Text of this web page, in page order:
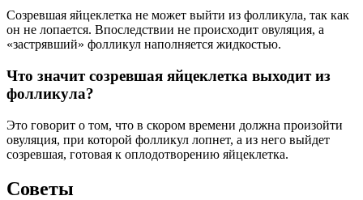
Созревшая яйцеклетка не может выйти из фолликула, так как
он не лопается. Впоследствии не происходит овуляция, а
«застрявший» фолликул наполняется жидкостью.
Что значит созревшая яйцеклетка выходит из
фолликула?
Это говорит о том, что в скором времени должна произойти
овуляция, при которой фолликул лопнет, а из него выйдет
созревшая, готовая к оплодотворению яйцеклетка.
Советы